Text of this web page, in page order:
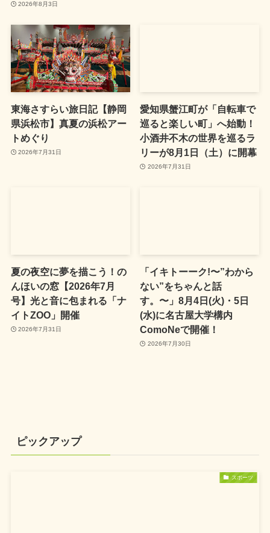
2026年8月3日
東海さすらい旅日記【静岡
県浜松市】真夏の浜松アー
トめぐり
2026年7月31日
愛知県蟹江町が「自転車で
巡ると楽しい町」へ始動！
小酒井不木の世界を巡るラ
リーが8月1日（土）に開幕
2026年7月31日
夏の夜空に夢を描こう！の
んほいの窓【2026年7月
号】光と音に包まれる「ナ
イトZOO」開催
2026年7月31日
「イキトーーク!〜”わから
ない”をちゃんと話
す。〜」8月4日(火)・5日
(水)に名古屋大学構内
ComoNeで開催！
2026年7月30日
ピックアップ
スポーツ